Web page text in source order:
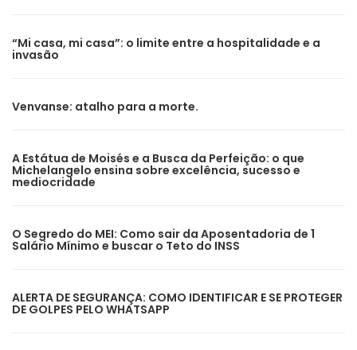
“Mi casa, mi casa”: o limite entre a hospitalidade e a
invasão
Venvanse: atalho para a morte.
A Estátua de Moisés e a Busca da Perfeição: o que
Michelangelo ensina sobre excelência, sucesso e
mediocridade
O Segredo do MEI: Como sair da Aposentadoria de 1
Salário Mínimo e buscar o Teto do INSS
ALERTA DE SEGURANÇA: COMO IDENTIFICAR E SE PROTEGER
DE GOLPES PELO WHATSAPP